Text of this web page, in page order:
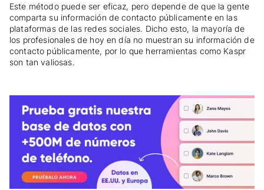
Este método puede ser eficaz, pero depende de que la gente
comparta su información de contacto públicamente en las
plataformas de las redes sociales. Dicho esto, la mayoría de
los profesionales de hoy en día no muestran su información de
contacto públicamente, por lo que herramientas como Kaspr
son tan valiosas.